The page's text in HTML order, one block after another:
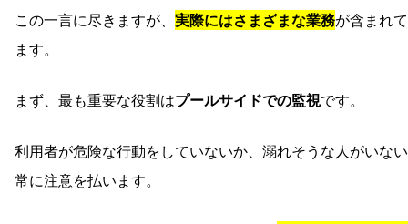
この一言に尽きますが、 実際にはさまざまな業務が含まれ
ます。
まず、最も重要な役割はプールサイドでの監視です。
利用者が危険な行動をしていないか、溺れそうな人がいな
常に注意を払います。